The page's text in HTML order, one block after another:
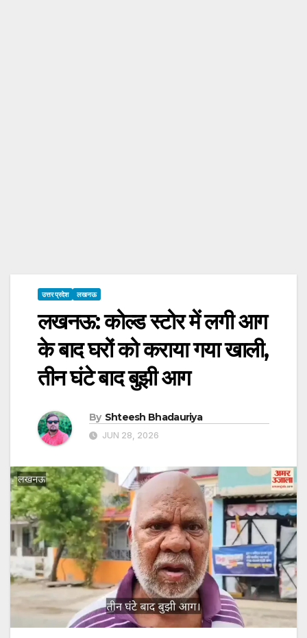
उत्तर प्रदेश लखनऊ
लखनऊ: कोल्ड स्टोर में लगी आग
के बाद घरों को कराया गया खाली,
तीन घंटे बाद बुझी आग
By Shteesh Bhadauriya
JUN 28, 2026